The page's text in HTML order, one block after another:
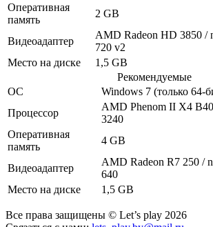
Оперативная
память
2 GB
Видеоадаптер
AMD Radeon HD 3850 /
720 v2
Место на диске
1,5 GB
Рекомендуемые
ОС
Windows 7 (только 64-
Процессор
AMD Phenom II X4
3240
Оперативная
память
4 GB
Видеоадаптер
AMD Radeon R7 250 /
640
Место на диске
1,5 GB
Все права защищены © Let’s play 2026